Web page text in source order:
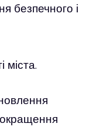
безпечного і
міста.